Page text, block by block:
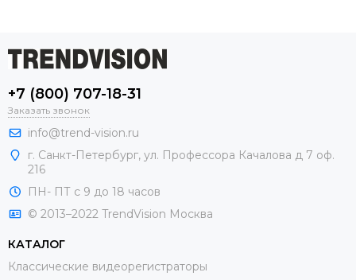
+7 (800) 707-18-31
Заказать звонок
info@trend-vision.ru
г. Санкт-Петербург, ул. Профессора Качалова д 7 оф.
216
ПН- ПТ с 9 до 18 часов
© 2013–2022 TrendVision Москва
КАТАЛОГ
Классические видеорегистраторы